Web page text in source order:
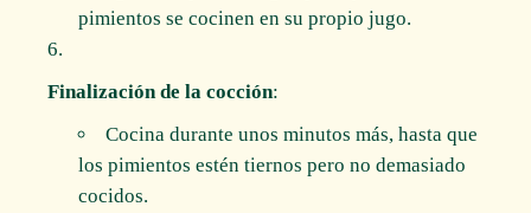
pimientos se cocinen en su propio jugo.
Finalización de la cocción:
Cocina durante unos minutos más, hasta que
los pimientos estén tiernos pero no demasiado
cocidos.